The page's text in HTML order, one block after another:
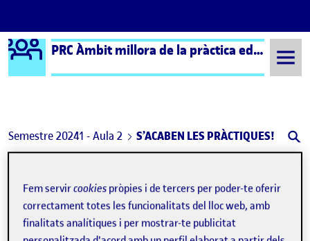
Saltar al contingut
Logo Ágora PRC Àmbit millora de la pràctica educativa (formal) – Aula 2
Semestre 20241 - Aula 2 S’ACABEN LES PRÀCTIQUES!
Publicat perS’ACABEN LES PRÀCTIQUES!
Publicat per
Arnau Mas Cascant
Fem servircookies pròpies i de tercers per poder-te oferir
correctament totes les funcionalitats del lloc web, amb
finalitats analítiques i per mostrar-te publicitat